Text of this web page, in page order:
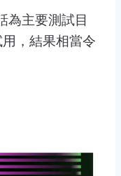
為主要測試目
，結果相當令